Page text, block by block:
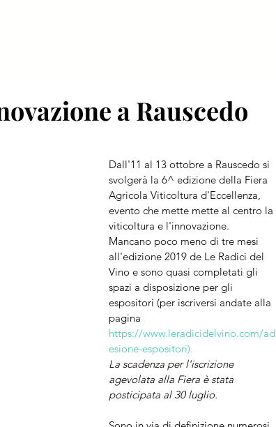
a Rauscedo
Dall'11 al 13 ottobre a Rauscedo si
svolgerà la 6^ edizione della Fiera
Agricola Viticoltura d'Eccellenza,
evento che mette mette al centro la
viticoltura e l'innovazione.
Mancano poco meno di tre mesi
all'edizione 2019 de Le Radici del
Vino e sono quasi completati gli
spazi a disposizione per gli
espositori (per iscriversi andate alla
pagina
https://www.leradicidelvino.com/ad
esione-espositori).
La scadenza per l'iscrizione
agevolata alla Fiera è stata
posticipata al 30 luglio.